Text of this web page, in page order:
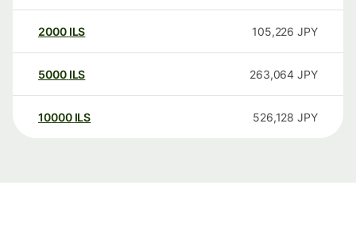
2000 ILS 105,226 JPY
5000 ILS 263,064 JPY
10000 ILS 526,128 JPY